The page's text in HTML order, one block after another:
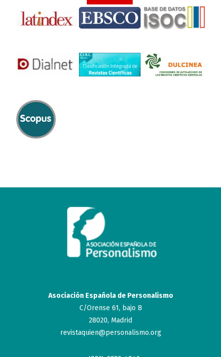
Asociación Española de Personalismo
C/Orense 61, bajo B
28020, Madrid
revistaquien@personalismo.org